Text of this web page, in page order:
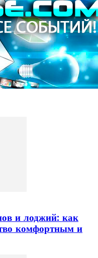
и лоджий: как
комфортным и